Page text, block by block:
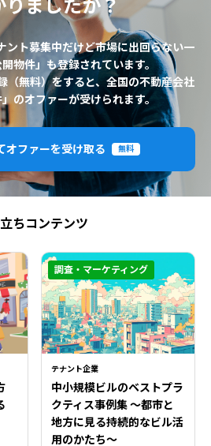
りましたか？
ント募集中だけど市場に出回らない一
物件」も登録されています。
（無料）をすると、全国の不動産会社
のオファーが受けられます。
オファーを受け取る 無料
ちコンテンツ
テナント企業
中小規模ビルのベストプラ
クティス事例集 ～都市と
地方に見る持続的なビル活
用のかたち～
調査・マーケティング